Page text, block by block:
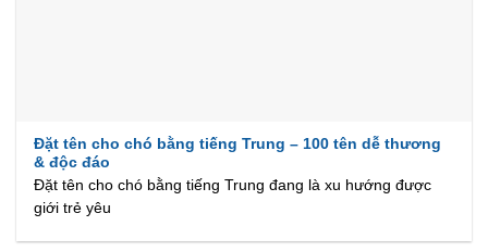
Đặt tên cho chó bằng tiếng Trung – 100 tên dễ thương
& độc đáo
Đặt tên cho chó bằng tiếng Trung đang là xu hướng được
giới trẻ yêu